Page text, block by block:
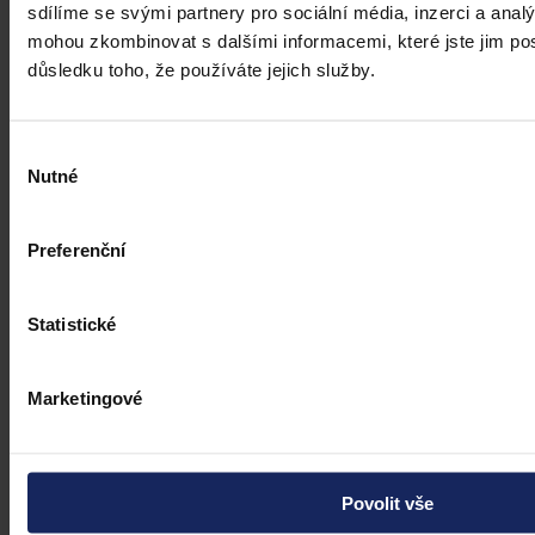
sdílíme se svými partnery pro sociální média, inzerci a
mohou zkombinovat s dalšími informacemi, které jste jim
důsledku toho, že používáte jejich služby.
souhlasu
Nutné
Preferenční
Statistické
Marketingové
Povolit vše